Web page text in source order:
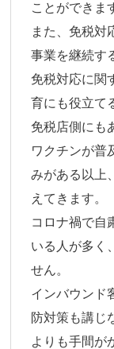
ことができま
また、免税対
事業を継続す
免税対応に関
育にも役立て
免税店側にも
ワクチンが普
みがある以上
えてきます。
コロナ禍で自
いる人が多く
せん。
インバウンド
防対策も講じ
よりも手間が